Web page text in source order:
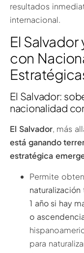
resultados
internacional.
El Salvador
con
El Salvador:
nacionalidad
El Salvador, más
está ganando
estratégica
Permite
naturalización
1 año si hay
o
para